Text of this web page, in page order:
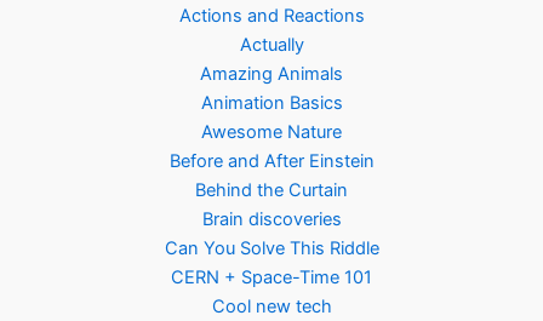
Actions and Reactions
Actually
Amazing Animals
Animation Basics
Awesome Nature
Before and After Einstein
Behind the Curtain
Brain discoveries
Can You Solve This Riddle
CERN + Space-Time 101
Cool new tech